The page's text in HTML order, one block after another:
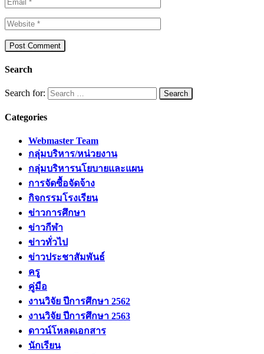
Search
Search for:
Categories
Webmaster Team
กลุ่มบริหาร/หน่วยงาน
กลุ่มบริหารนโยบายและแผน
การจัดซื้อจัดจ้าง
กิจกรรมโรงเรียน
ข่าวการศึกษา
ข่าวกีฬา
ข่าวทั่วไป
ข่าวประชาสัมพันธ์
ครู
คู่มือ
งานวิจัย ปีการศึกษา 2562
งานวิจัย ปีการศึกษา 2563
ดาวน์โหลดเอกสาร
นักเรียน